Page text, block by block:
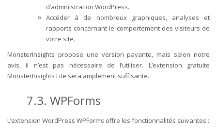
d’administration WordPress.
Accéder à de nombreux graphiques, analyses et
rapports concernant le comportement des visiteurs de
votre site.
MonsterInsights propose une version payante, mais selon notre
avis, il n’est pas nécessaire de l’utiliser. L’extension gratuite
MonsterInsights Lite sera amplement suffisante.
7.3. WPForms
L’extension WordPress WPForms offre les fonctionnalités suivantes :